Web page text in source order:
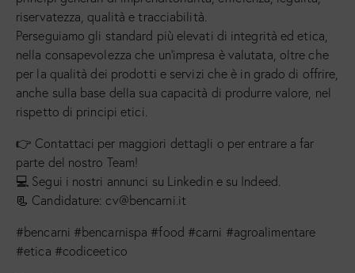
riservatezza, qualità e tracciabilità.
Perseguiamo gli standard più elevati di integrità ed etica,
nella consapevolezza che un’impresa è valutata, oltre che
per la qualità dei prodotti e servizi che è in grado di offrire,
anche sulla base della sua capacità di produrre valore, nel
rispetto di principi etici.
👉 Contattaci per maggiori dettagli o per entrare a far
parte del nostro Team!
💻 Segui i nostri annunci su Linkedin e su Indeed.
📃 Candidature: cv@bencarni.it
#bencarni #bencarnispa #food #carni #agroalimentare
#etica #codiceetico